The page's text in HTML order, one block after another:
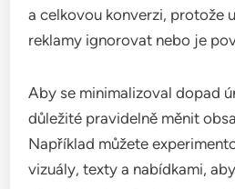
poměr, abyste mohli
kampaně a dosahovat lepších